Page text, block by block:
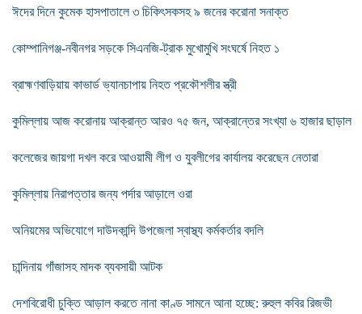
ঈদের দিনে কুমেক হাসপাতালে ৩ চিকিৎসকসহ ৯ জনের করোনা সনাক্ত
কোম্পানিগঞ্জ-নবীনগর সড়কে সিএনজি-ট্রাক মুখোমুখি সংঘর্ষে নিহত ১
ব্রাহ্মণবাড়িয়ায় কাভার্ড ভ্যানচাপায় নিহত প্রকৌশলীর স্ত্রী
কুমিল্লায় আজ করোনায় আক্রান্ত আরও ৭৫ জন, আক্রান্তের সংখ্যা ৬ হাজার ছাড়াল
কলেজের জায়গা দখল করে আওয়ামী লীগ ও যুবলীগের কার্যালয় করেছেন নেতারা
কুমিল্লায় নিরাপত্তার জন্য পর্দার আড়ালে ওরা
অনিয়মের অভিযোগে দাউদকান্দি উপজেলা স্বাস্থ্য কর্মকর্তার বদলি
চান্দিনায় গাঁজাসহ মাদক ব্যবসায়ী আটক
দেশবিরোধী চুক্তি আড়াল করতে নানা কাণ্ড সামনে আনা হচ্ছে: রুহুল কবির রিজভী